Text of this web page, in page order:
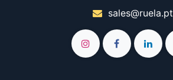
sales@ruela.pt